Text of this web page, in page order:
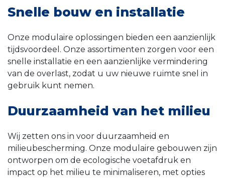
Snelle bouw en installatie
Onze modulaire oplossingen bieden een aanzienlijk
tijdsvoordeel. Onze assortimenten zorgen voor een
snelle installatie en een aanzienlijke vermindering
van de overlast, zodat u uw nieuwe ruimte snel in
gebruik kunt nemen.
Duurzaamheid van het milieu
Wij zetten ons in voor duurzaamheid en
milieubescherming. Onze modulaire gebouwen zijn
ontworpen om de ecologische voetafdruk en
impact op het milieu te minimaliseren, met opties